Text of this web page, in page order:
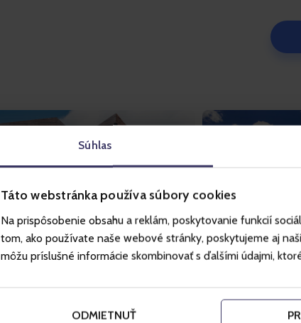
Súhlas
Táto webstránka používa súbory cookies
Na prispôsobenie obsahu a reklám, poskytovanie funkcií
tom, ako používate naše webové stránky, poskytujeme aj
môžu príslušné informácie skombinovať s ďalšími údajmi,
ODMIETNUŤ